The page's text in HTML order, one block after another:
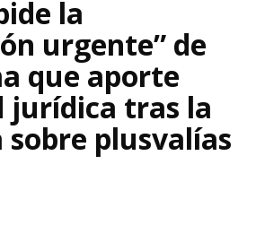
la
urgente” de
que aporte
jurídica tras la
sobre plusvalías